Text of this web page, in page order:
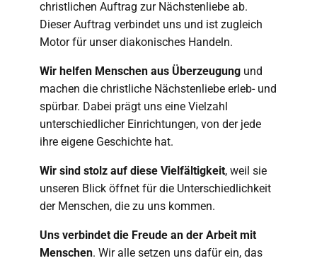
christlichen Auftrag zur Nächstenliebe ab.
Dieser Auftrag verbindet uns und ist zugleich
Motor für unser diakonisches Handeln.
Wir helfen Menschen aus Überzeugung und
machen die christliche Nächstenliebe erleb- und
spürbar. Dabei prägt uns eine Vielzahl
unterschiedlicher Einrichtungen, von der jede
ihre eigene Geschichte hat.
Wir sind stolz auf diese Vielfältigkeit, weil sie
unseren Blick öffnet für die Unterschiedlichkeit
der Menschen, die zu uns kommen.
Uns verbindet die Freude an der Arbeit mit
Menschen. Wir alle setzen uns dafür ein, das